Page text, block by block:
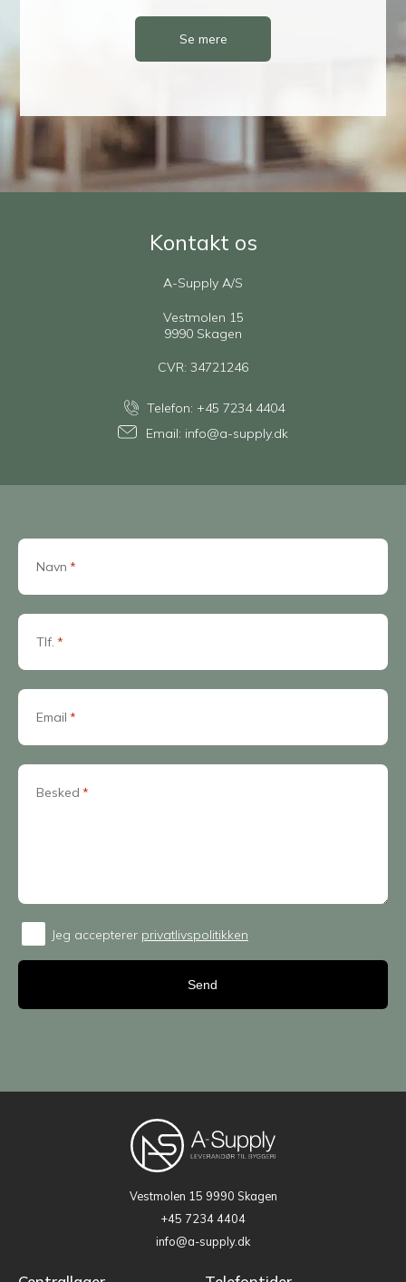
Se mere
Navn *
Tlf. *
Email *
Besked *
Consent
Jeg accepterer privatlivspolitikken
Kontakt os
A-Supply A/S
Vestmolen 15
9990 Skagen
CVR: 34721246
Telefon: +45 7234 4404
Email: info@a-supply.dk
Vestmolen 15 9990 Skagen
+45 7234 4404
info@a-supply.dk